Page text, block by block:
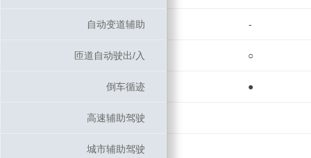
自动变道辅助 -
匝道自动驶出/入 ○
倒车循迹 ●
高速辅助驾驶
城市辅助驾驶
自动变道辅助
匝道自动驶出/入
倒车循迹
高速辅助驾驶
城市辅助驾驶